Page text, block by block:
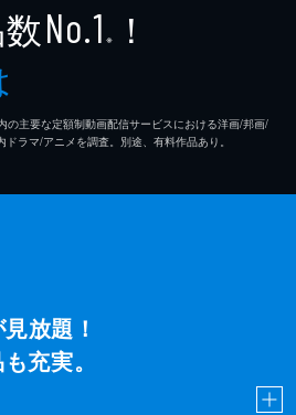
No.1 ※ ！
主要な定額制動画配信サービスにおける洋画/邦画/
ラマ/アニメを調査。別途、有料作品あり。
放題！
充実。